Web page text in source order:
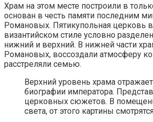
Храм на этом месте построили в
основан в честь памяти последним
Романовых. Пятикупольная церковь
византийском стиле условно
нижний и верхний. В нижней части
Романовых, воссоздали атмосферу
расстреляли семью.
Верхний уровень храма
биографии императора.
церковных сюжетов. В
света, от этого картины